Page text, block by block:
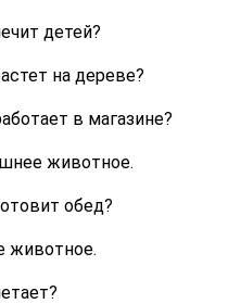
детей?
на дереве?
в магазине?
животное.
обед?
животное.